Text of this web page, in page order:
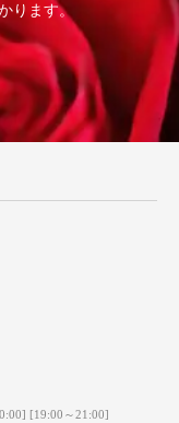
ります。
[19:00～21:00]